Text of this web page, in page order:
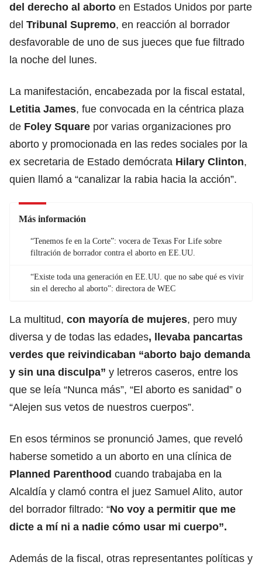
del derecho al aborto en Estados Unidos por parte
del Tribunal Supremo, en reacción al borrador
desfavorable de uno de sus jueces que fue filtrado
la noche del lunes.
La manifestación, encabezada por la fiscal estatal,
Letitia James, fue convocada en la céntrica plaza
de Foley Square por varias organizaciones pro
aborto y promocionada en las redes sociales por la
ex secretaria de Estado demócrata Hilary Clinton,
quien llamó a “canalizar la rabia hacia la acción”.
Más información
“Tenemos fe en la Corte”: vocera de Texas For Life sobre
filtración de borrador contra el aborto en EE.UU.
“Existe toda una generación en EE.UU. que no sabe qué es vivir
sin el derecho al aborto”: directora de WEC
La multitud, con mayoría de mujeres, pero muy
diversa y de todas las edades, llevaba pancartas
verdes que reivindicaban “aborto bajo demanda
y sin una disculpa” y letreros caseros, entre los
que se leía “Nunca más”, “El aborto es sanidad” o
“Alejen sus vetos de nuestros cuerpos”.
En esos términos se pronunció James, que reveló
haberse sometido a un aborto en una clínica de
Planned Parenthood cuando trabajaba en la
Alcaldía y clamó contra el juez Samuel Alito, autor
del borrador filtrado: “No voy a permitir que me
dicte a mí ni a nadie cómo usar mi cuerpo”.
Además de la fiscal, otras representantes políticas y